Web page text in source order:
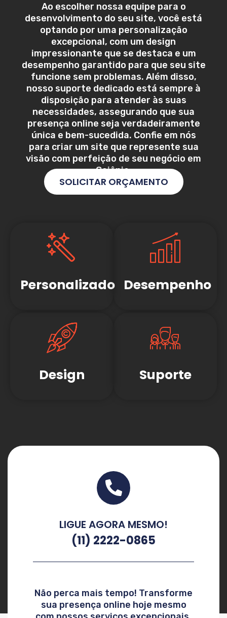
Ao escolher nossa equipe para o
desenvolvimento do seu site, você está
optando por uma personalização
excepcional, com um design
impressionante que se destaca e um
desempenho garantido para que seu site
funcione sem problemas. Além disso,
nosso suporte dedicado está sempre à
disposição para atender às suas
necessidades, assegurando que sua
presença online seja verdadeiramente
única e bem-sucedida. Confie em nós
para criar um site que represente sua
visão com perfeição de seu negócio em
Goiânia.
SOLICITAR ORÇAMENTO
Personalizado Desempenho
Design Suporte
LIGUE AGORA MESMO!
(11) 2222-0865
Não perca mais tempo! Transforme
sua presença online hoje mesmo